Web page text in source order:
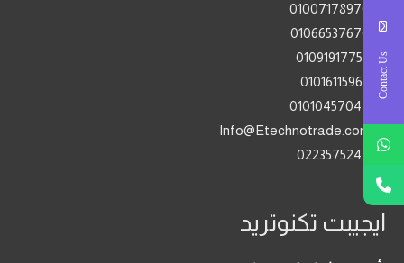
01007178970
01066537670
01091917752
01016115966
01010457044
0223575247
ايجيبت تكنوتريد
Contact Us